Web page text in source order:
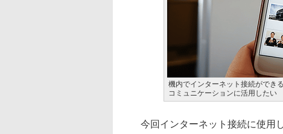
機内でインターネット接続ができ
コミュニケーションに活用したい
今回インターネット接続に使用